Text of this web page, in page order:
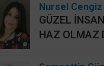
Nursel
GÜZEL
HAZ OLMAZ